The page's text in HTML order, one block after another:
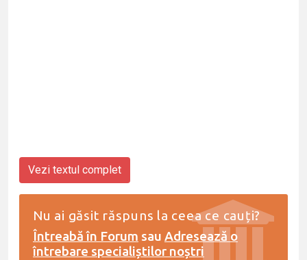
Vezi textul complet
Nu ai găsit răspuns la ceea ce cauți?
Întreabă în Forum sau Adresează o
întrebare specialiștilor noștri